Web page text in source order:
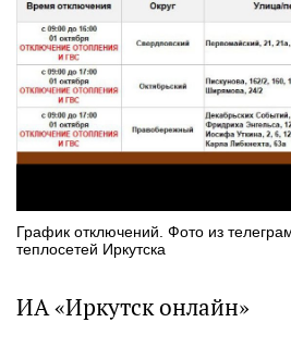
График отключений. Фото из
теплосетей Иркутска
ИА «Иркутск онлайн»